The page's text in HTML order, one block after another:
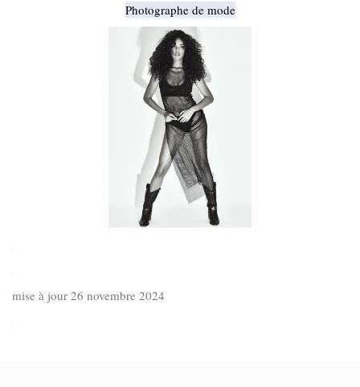
Photographe de mode
.
mise à jour 26 novembre 2024
.